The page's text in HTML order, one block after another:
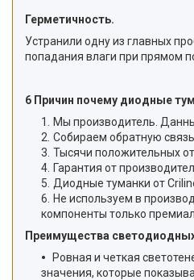
Герметичность.
Устранили одну из главных
попадания влаги при прямом
6 Причин почему диодные
Мы производитель.
Собираем обратную
Тысячи положительных
Гарантия от
Диодные туманки от
Не используем в
компоненты только
Преимущества
Ровная и четкая
значения, которые